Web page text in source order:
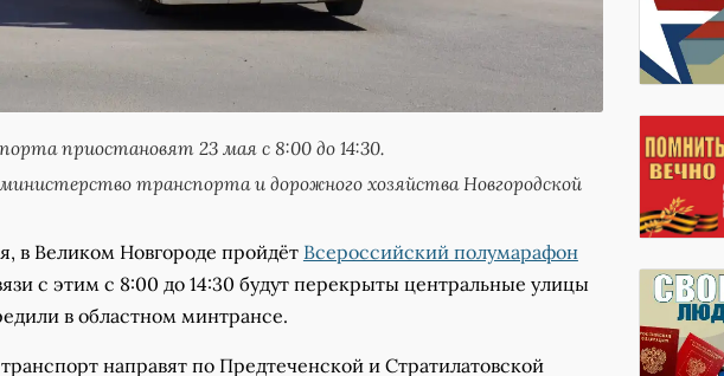
приостановят 23 мая с 8:00 до 14:30.
транспорта и дорожного хозяйства Новгородской
в Великом Новгороде пройдёт Всероссийский полумарафон
с этим с 8:00 до 14:30 будут перекрыты центральные улицы
в областном минтрансе.
направят по Предтеченской и Стратилатовской